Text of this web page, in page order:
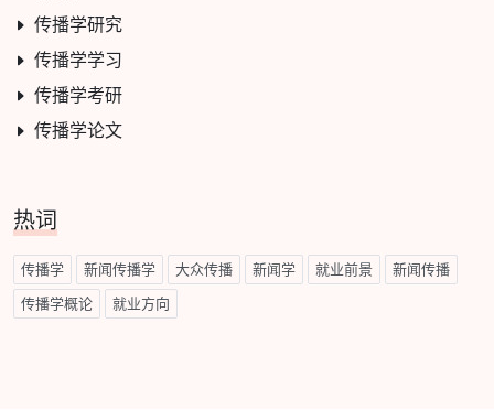
传播学研究
传播学学习
传播学考研
传播学论文
热词
传播学 新闻传播学 大众传播 新闻学 就业前景 新闻传播
传播学概论 就业方向